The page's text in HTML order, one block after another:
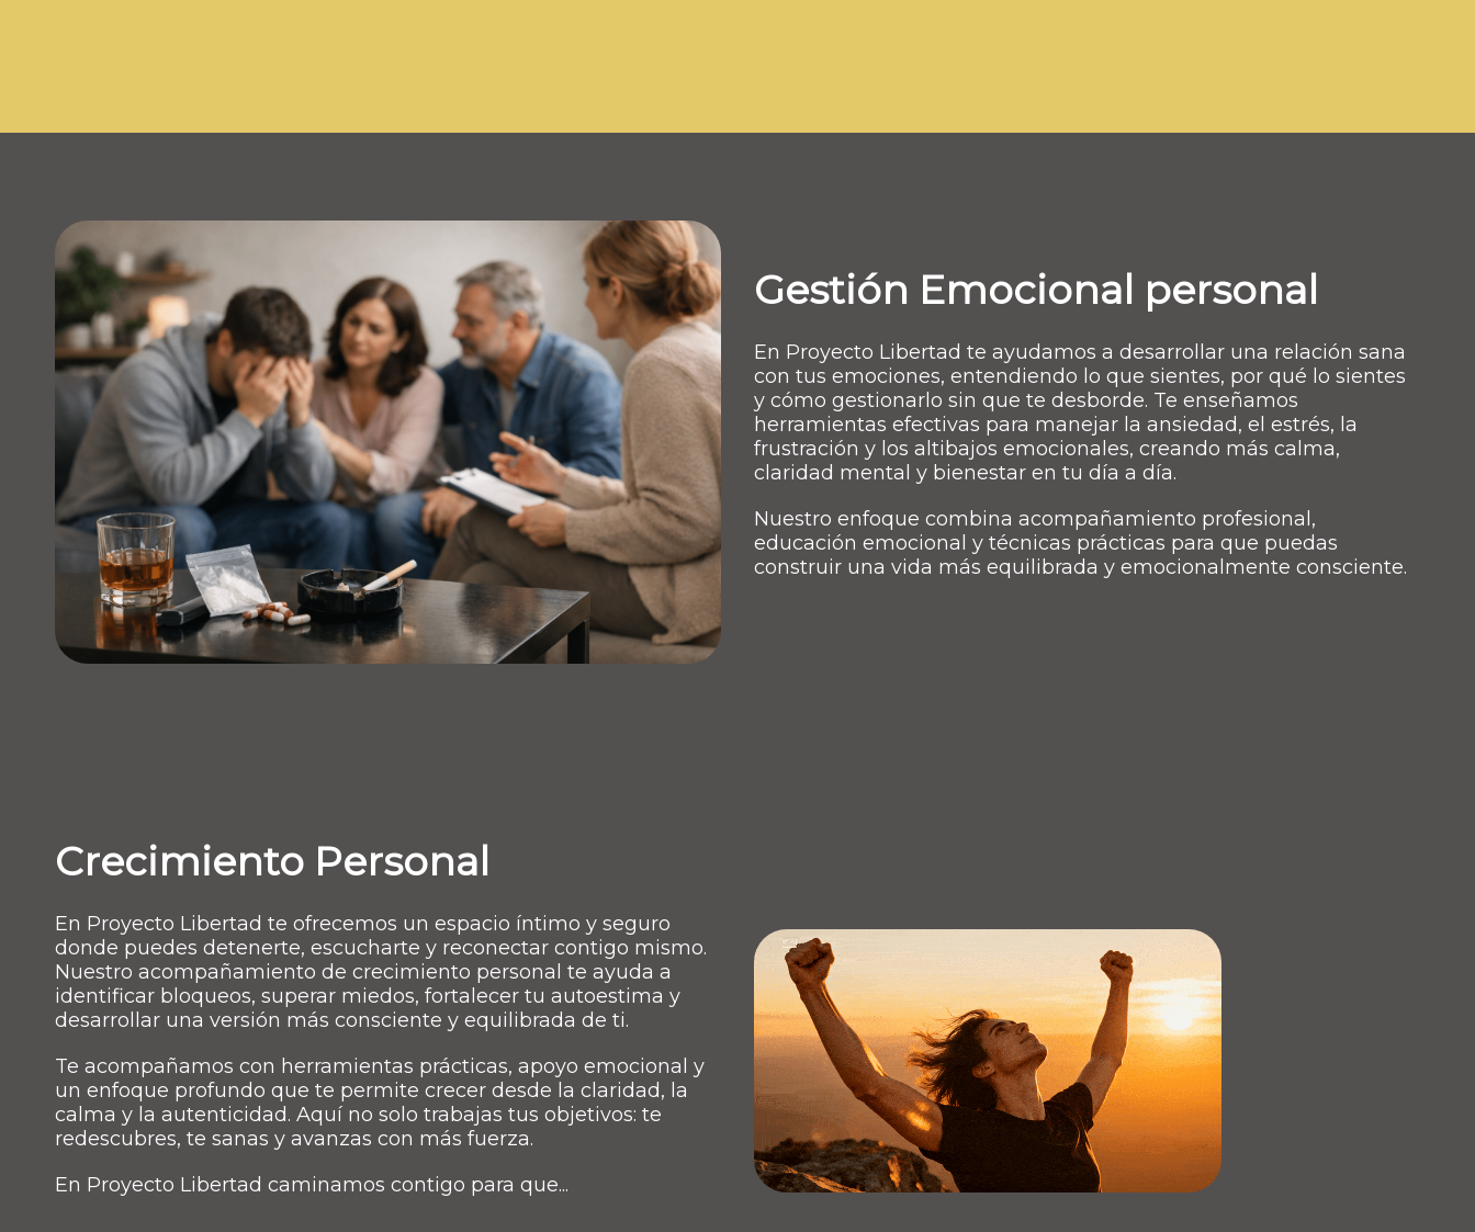
Gestión Emocional personal
En Proyecto Libertad te ayudamos a desarrollar una relación sana
con tus emociones, entendiendo lo que sientes, por qué lo sientes
y cómo gestionarlo sin que te desborde. Te enseñamos
herramientas efectivas para manejar la ansiedad, el estrés, la
frustración y los altibajos emocionales, creando más calma,
claridad mental y bienestar en tu día a día.
Nuestro enfoque combina acompañamiento profesional,
educación emocional y técnicas prácticas para que puedas
construir una vida más equilibrada y emocionalmente consciente.
Crecimiento Personal
En Proyecto Libertad te ofrecemos un espacio íntimo y seguro
donde puedes detenerte, escucharte y reconectar contigo mismo.
Nuestro acompañamiento de crecimiento personal te ayuda a
identificar bloqueos, superar miedos, fortalecer tu autoestima y
desarrollar una versión más consciente y equilibrada de ti.
Te acompañamos con herramientas prácticas, apoyo emocional y
un enfoque profundo que te permite crecer desde la claridad, la
calma y la autenticidad. Aquí no solo trabajas tus objetivos: te
redescubres, te sanas y avanzas con más fuerza.
En Proyecto Libertad caminamos contigo para que...